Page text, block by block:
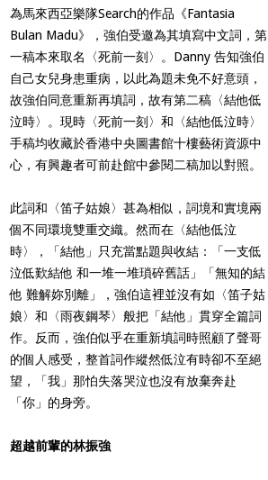
為馬來西亞樂隊Search的作品《Fantasia
Bulan Madu》，強伯受邀為其填寫中文詞，第
一稿本來取名〈死前一刻〉。Danny 告知強伯
自己女兒身患重病，以此為題未免不好意頭，
故強伯同意重新再填詞，故有第二稿〈結他低
泣時〉。現時〈死前一刻〉和〈結他低泣時〉
手稿均收藏於香港中央圖書館十樓藝術資源中
心，有興趣者可前赴館中參閱二稿加以對照。
此詞和〈笛子姑娘〉甚為相似，詞境和實境兩
個不同環境雙重交織。然而在〈結他低泣
時〉，「結他」只充當點題與收結：「一支低
泣低歎結他 和一堆一堆瑣碎舊話 」「無知的結
他 難解妳別離 」，強伯這裡並沒有如〈笛子姑
娘〉和〈雨夜鋼琴〉般把「結他」貫穿全篇詞
作。反而，強伯似乎在重新填詞時照顧了聲哥
的個人感受，整首詞作縱然低泣有時卻不至絕
望，「我」那怕失落哭泣也沒有放棄奔赴
「你」的身旁。
超越前輩的林振強